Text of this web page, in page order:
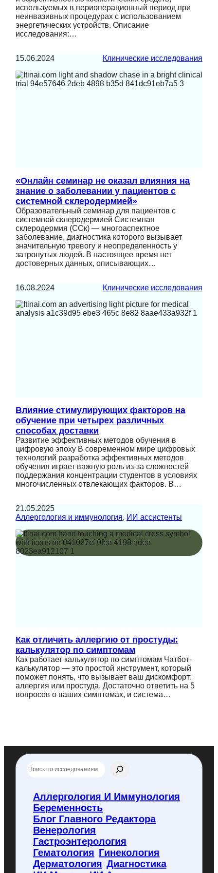
используемых в периоперационный период при
неинвазивных процедурах с использованием
энергетических устройств. Описание
исследования:…
15.06.2024 Клинические исследования
«Онлайн семинар не оказал влияния на
знание о заболевании у пациентов с
системной склеродермией»
Образовательный семинар для пациентов с
системной склеродермией Системная
склеродермия (ССк) — многоаспектное
заболевание, диагностика которого вызывает
значительную тревогу и неопределенность у
затронутых людей. В настоящее время нет
достоверных данных, описывающих…
16.08.2024 Клинические исследования
Влияние стимулирующих факторов на
обучение при четырех различных
способах доставки
Развитие эффективных методов обучения в
цифровую эпоху В современном мире цифровых
технологий разработка эффективных методов
обучения играет важную роль из-за сложностей
поддержания концентрации студентов в условиях
многочисленных отвлекающих факторов. В…
21.05.2025
Аллергология и иммунология, ИИ ассистенты
Как отличить аллергию от простуды:
калькулятор по симптомам
Как работает калькулятор по симптомам Чатбот-
калькулятор — это простой инструмент, который
поможет понять, что вызывает ваш дискомфорт:
аллергия или простуда. Достаточно ответить на 5
вопросов о ваших симптомах, и система…
П
о
Аллергология И Иммунология
Беременность
Блог Главного Редактора
Венерология
Гастроэнтерология
Гематология Гинекология
Дерматология Диагностика